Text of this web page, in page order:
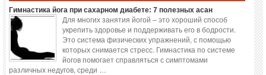
Гимнастика йога при сахарном диабете: 7 полезных асан
Для многих занятия йогой – это хороший способ
укрепить здоровье и поддерживать его в бодрости.
Это система физических упражнений, с помощью
которых снимается стресс. Гимнастика по системе
йогов помогает справляться с симптомами
различных недугов, среди …